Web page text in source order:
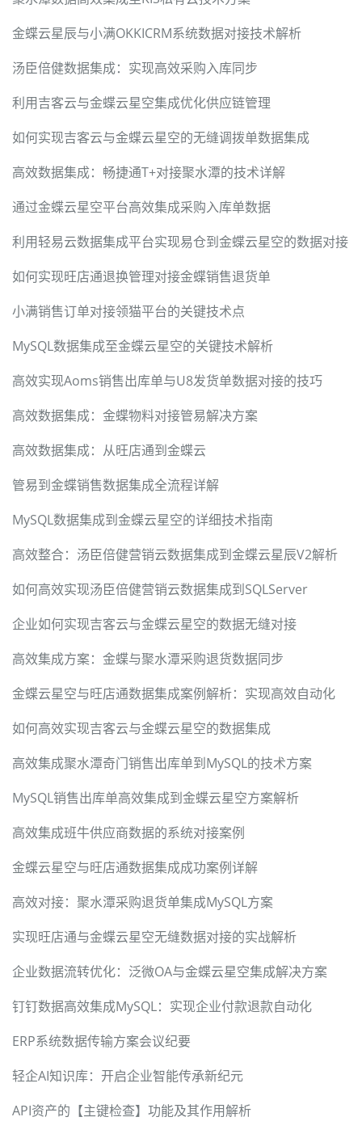
金蝶云星辰与小满OKKICRM系统数据对接技术解析
汤臣倍健数据集成：实现高效采购入库同步
利用吉客云与金蝶云星空集成优化供应链管理
如何实现吉客云与金蝶云星空的无缝调拨单数据集成
高效数据集成：畅捷通T+对接聚水潭的技术详解
通过金蝶云星空平台高效集成采购入库单数据
利用轻易云数据集成平台实现易仓到金蝶云星空的数据对接
如何实现旺店通退换管理对接金蝶销售退货单
小满销售订单对接领猫平台的关键技术点
MySQL数据集成至金蝶云星空的关键技术解析
高效实现Aoms销售出库单与U8发货单数据对接的技巧
高效数据集成：金蝶物料对接管易解决方案
高效数据集成：从旺店通到金蝶云
管易到金蝶销售数据集成全流程详解
MySQL数据集成到金蝶云星空的详细技术指南
高效整合：汤臣倍健营销云数据集成到金蝶云星辰V2解析
如何高效实现汤臣倍健营销云数据集成到SQLServer
企业如何实现吉客云与金蝶云星空的数据无缝对接
高效集成方案：金蝶与聚水潭采购退货数据同步
金蝶云星空与旺店通数据集成案例解析：实现高效自动化
如何高效实现吉客云与金蝶云星空的数据集成
高效集成聚水潭奇门销售出库单到MySQL的技术方案
MySQL销售出库单高效集成到金蝶云星空方案解析
高效集成班牛供应商数据的系统对接案例
金蝶云星空与旺店通数据集成成功案例详解
高效对接：聚水潭采购退货单集成MySQL方案
实现旺店通与金蝶云星空无缝数据对接的实战解析
企业数据流转优化：泛微OA与金蝶云星空集成解决方案
钉钉数据高效集成MySQL：实现企业付款退款自动化
ERP系统数据传输方案会议纪要
轻企AI知识库：开启企业智能传承新纪元
API资产的【主键检查】功能及其作用解析